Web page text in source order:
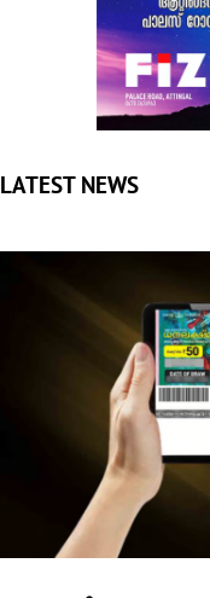
ഒരു കോടിയുടെ
തിരുവനന്തപുരം:
ലോട്ടറി ഫലം